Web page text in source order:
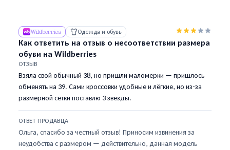
отличным. Будем рады видеть вас снова — в следующий раз
постараемся приятно удивить сервисом.
Wildberries Одежда и обувь
Как ответить на отзыв о несоответствии размера
обуви на Wildberries
ОТЗЫВ
Взяла свой обычный 38, но пришли маломерки — пришлось
обменять на 39. Сами кроссовки удобные и лёгкие, но из-за
размерной сетки поставлю 3 звезды.
ОТВЕТ ПРОДАВЦА
Ольга, спасибо за честный отзыв! Приносим извинения за
неудобства с размером — действительно, данная модель